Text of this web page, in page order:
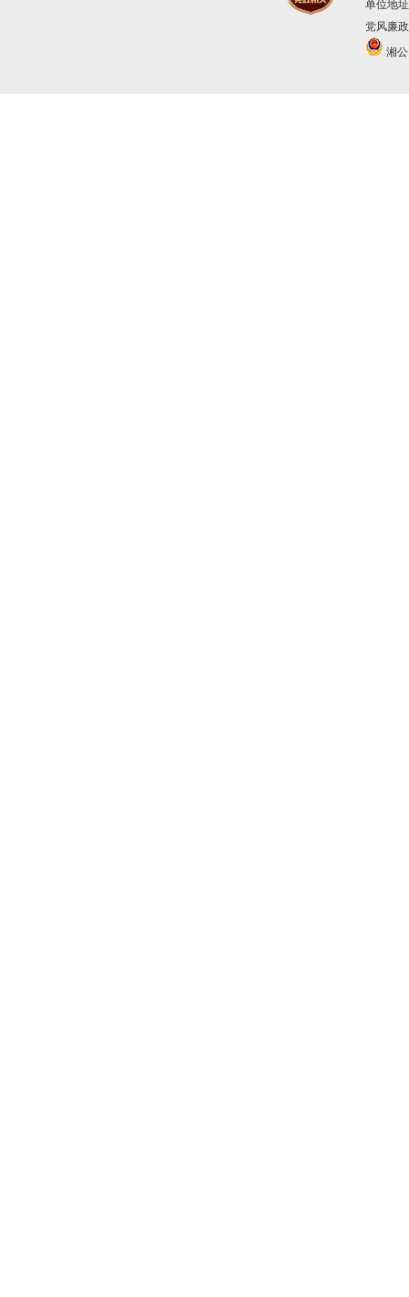
单位地
党风廉
湘